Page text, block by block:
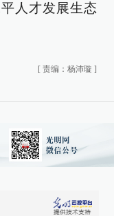
人才发展生态
[ 责编：杨沛璇 ]